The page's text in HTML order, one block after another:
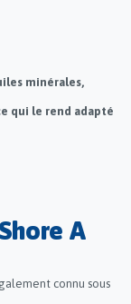
minérales,
qui le rend adapté
A
connu sous